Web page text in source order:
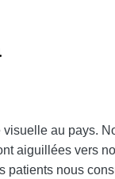
au pays.
aiguillées vers
patients nous